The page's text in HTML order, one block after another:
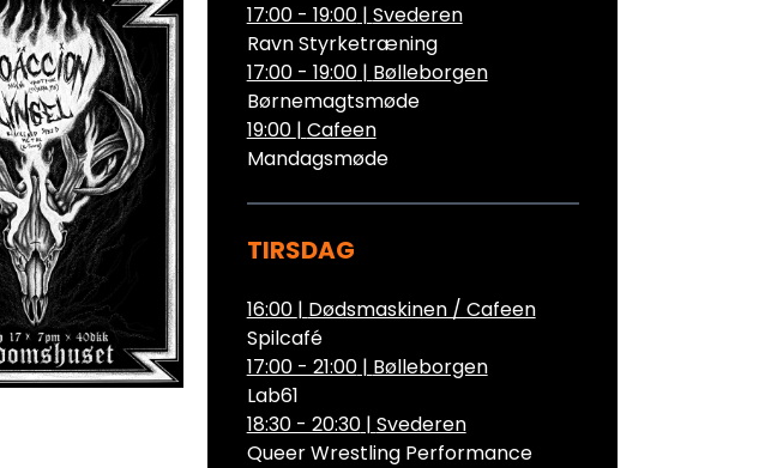
17:00 - 19:00| Svederen
Ravn Styrketræning
17:00 - 19:00| Bølleborgen
Børnemagtsmøde
19:00 | Cafeen
Mandagsmøde
TIRSDAG
16:00 | Dødsmaskinen / Cafeen
Spilcafé
17:00 - 21:00| Bølleborgen
Lab61
18:30 - 20:30| Svederen
Queer Wrestling Performance